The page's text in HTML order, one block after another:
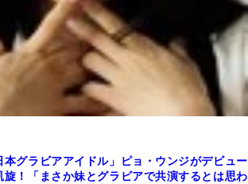
本グラビアアイドル」ピョ・ウンジがデビュー
旋！「まさか妹とグラビアで共演するとは思わ